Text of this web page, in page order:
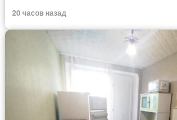
20 часов назад